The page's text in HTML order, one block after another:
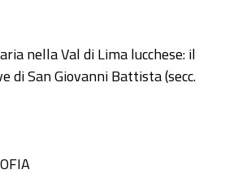
nella Val di Lima lucchese: il
di San Giovanni Battista (secc.